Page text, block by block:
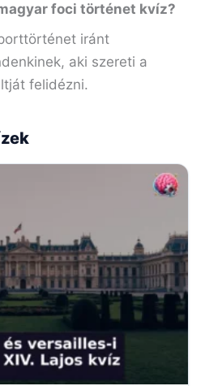
foci történet kvíz?
iránt
aki szereti a
felidézni.